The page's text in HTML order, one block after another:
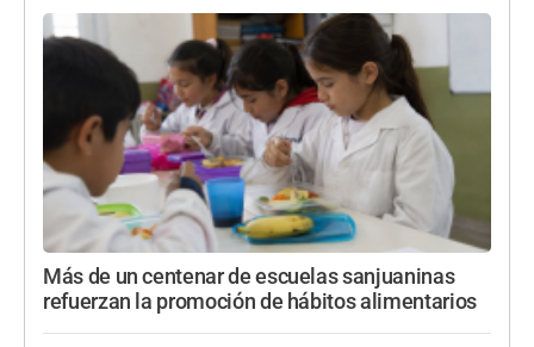
Más de un centenar de escuelas sanjuaninas
refuerzan la promoción de hábitos alimentarios